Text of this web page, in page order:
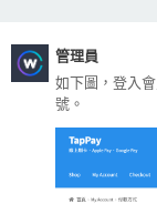
管理員
如下圖，登入
號。